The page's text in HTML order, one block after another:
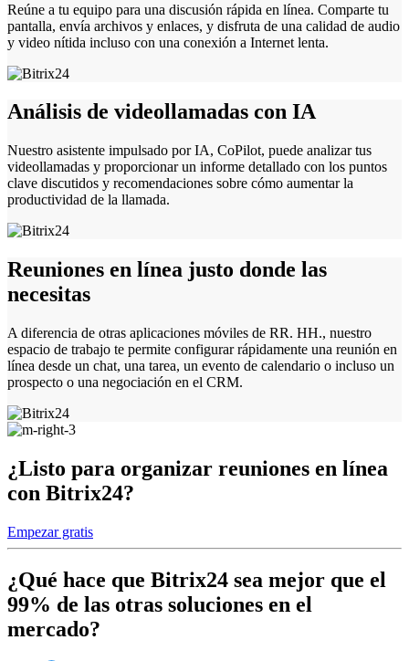
Reúne a tu equipo para una discusión rápida en línea. Comparte tu
pantalla, envía archivos y enlaces, y disfruta de una calidad de audio
y video nítida incluso con una conexión a Internet lenta.
Análisis de videollamadas con IA
Nuestro asistente impulsado por IA, CoPilot, puede analizar tus
videollamadas y proporcionar un informe detallado con los puntos
clave discutidos y recomendaciones sobre cómo aumentar la
productividad de la llamada.
Reuniones en línea justo donde las
necesitas
A diferencia de otras aplicaciones móviles de RR. HH., nuestro
espacio de trabajo te permite configurar rápidamente una reunión en
línea desde un chat, una tarea, un evento de calendario o incluso un
prospecto o una negociación en el CRM.
¿Listo para organizar reuniones en línea
con Bitrix24?
Empezar gratis
¿Qué hace que Bitrix24 sea mejor que el
99% de las otras soluciones en el
mercado?